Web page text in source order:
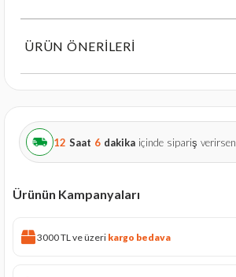
ÜRÜN ÖNERILERI
12 Saat 6 dakika içinde sipariş verirsen
Ürünün Kampanyaları
3000 TL ve üzeri kargo bedava